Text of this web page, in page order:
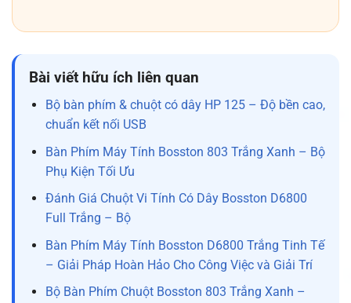
Bài viết hữu ích liên quan
Bộ bàn phím & chuột có dây HP 125 – Độ bền cao,
chuẩn kết nối USB
Bàn Phím Máy Tính Bosston 803 Trắng Xanh – Bộ
Phụ Kiện Tối Ưu
Đánh Giá Chuột Vi Tính Có Dây Bosston D6800
Full Trắng – Bộ
Bàn Phím Máy Tính Bosston D6800 Trắng Tinh Tế
– Giải Pháp Hoàn Hảo Cho Công Việc và Giải Trí
Bộ Bàn Phím Chuột Bosston 803 Trắng Xanh –